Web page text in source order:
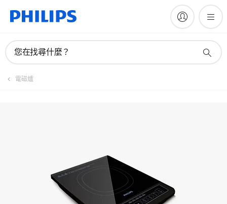
您在找尋什麼？
電磁爐
註冊產品